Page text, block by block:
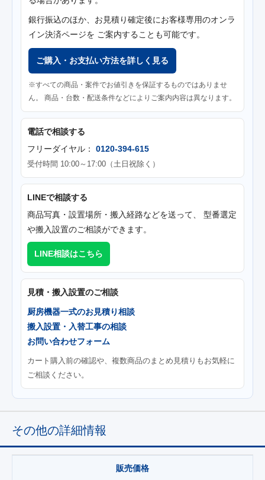
銀行振込のほか、お見積り確定後にお客様専用のオンラ
イン決済ページを ご案内することも可能です。
ご購入・お支払い方法を詳しく見る
※すべての商品・案件でお値引きを保証するものではありませ
ん。 商品・台数・配送条件などによりご案内内容は異なります。
電話で相談する
フリーダイヤル： 0120-394-615
受付時間 10:00～17:00（土日祝除く）
LINEで相談する
商品写真・設置場所・搬入経路などを送って、 型番選定
や搬入設置のご相談ができます。
LINE相談はこちら
見積・搬入設置のご相談
厨房機器一式のお見積り相談
搬入設置・入替工事の相談
お問い合わせフォーム
カート購入前の確認や、複数商品のまとめ見積りもお気軽に
ご相談ください。
その他の詳細情報
販売価格